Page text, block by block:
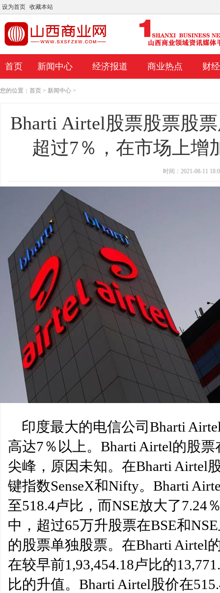
设为首页 收藏本站
首页 新闻中心 经济报道 商业热点 财
您的位置： 首页 > 新闻中心 >
Bharti Airtel股票股票股
超过7％，在市场上增
时间：2021-08-11
印度最大的电信公司Bharti
高达7％以上。Bharti Airtel的股
尖峰，原因未知。在Bharti Airtel
键指数SenseX和Nifty。Bharti
至518.4卢比，而NSE放大了7.24
中，超过65万升股票在BSE和
的股票单独股票。在Bharti Airtel
在较早前1,93,454.18卢比的
比的升值。Bharti Airtel股价在
在经纪报告中挖掘;告诉投资者使用智